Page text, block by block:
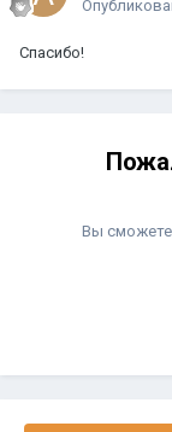
Спасибо!
Вы сможете